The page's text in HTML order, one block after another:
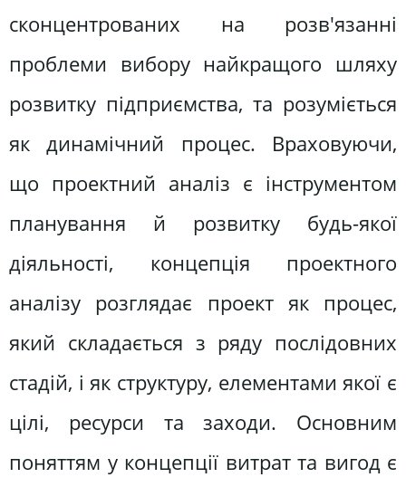
сконцентрованих на розв'язанні
проблеми вибору найкращого шляху
розвитку підприємства, та розуміється
як динамічний процес. Враховуючи,
що проектний аналіз є інструментом
планування й розвитку будь-якої
діяльності, концепція проектного
аналізу розглядає проект як процес,
який складається з ряду послідовних
стадій, і як структуру, елементами якої є
цілі, ресурси та заходи. Основним
поняттям у концепції витрат та вигод є